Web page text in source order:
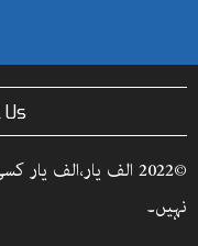
Us
©2022 الف یار،الف
نہیں۔